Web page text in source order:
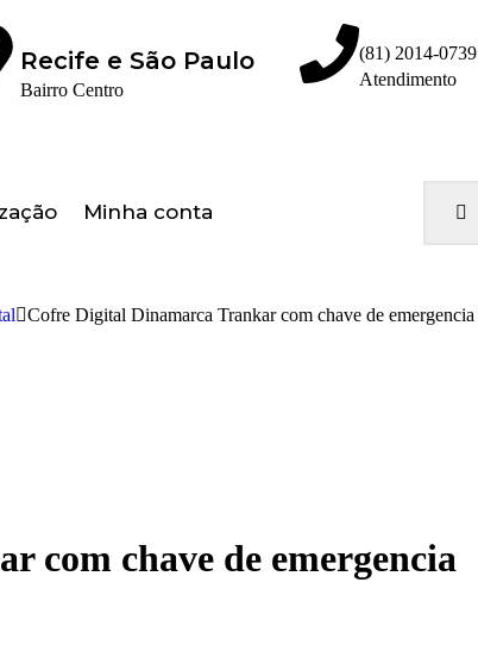
Recife e São Paulo
Bairro Centro
(81) 2014-0739
Atendimento
Minha conta
Cofre Digital Dinamarca Trankar com chave de emergencia
com chave de emergencia